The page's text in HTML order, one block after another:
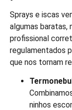
Sprays e iscas
algumas baratas,
profissional
regulamentados
que nos tornam
ninhos